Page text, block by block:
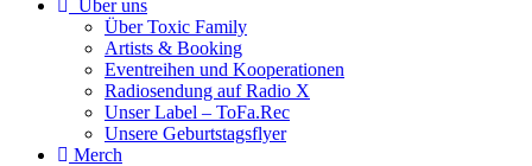
Über uns
Über Toxic Family
Artists & Booking
Eventreihen und Kooperationen
Radiosendung auf Radio X
Unser Label – ToFa.Rec
Unsere Geburtstagsflyer
Merch